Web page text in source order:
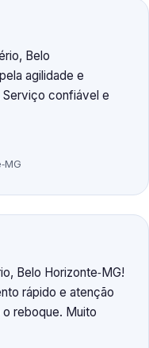
Belo
agilidade e
confiável e
Belo Horizonte‑MG!
rápido e atenção
reboque. Muito